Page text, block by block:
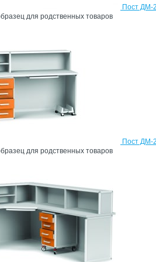
Пост ДМ-
для родственных товаров
Пост ДМ-
для родственных товаров